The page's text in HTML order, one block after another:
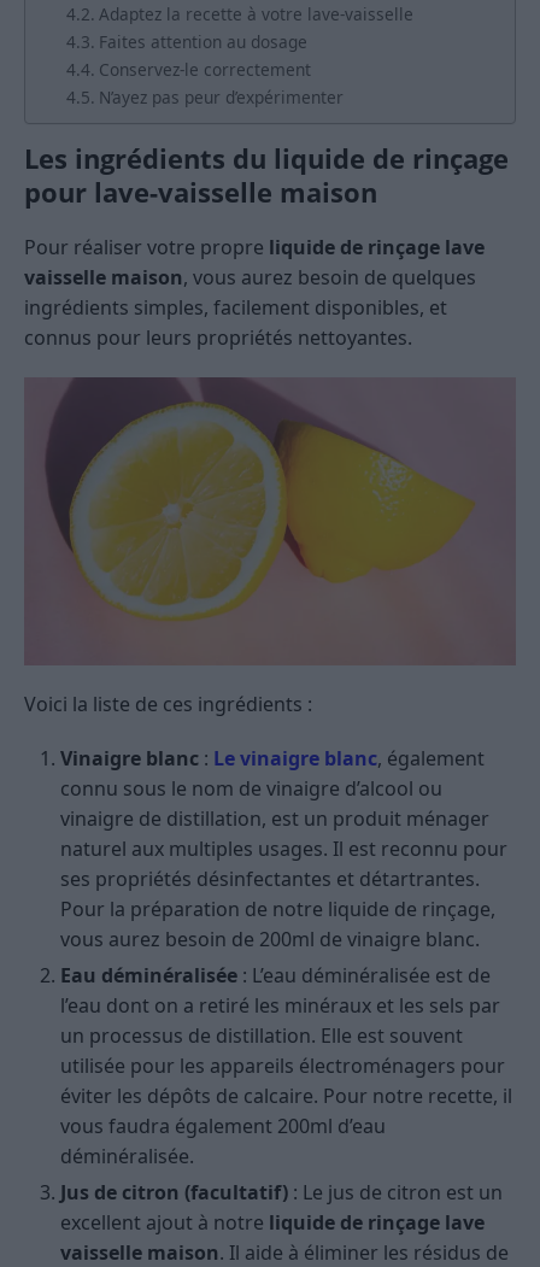
Adaptez la recette à votre lave-vaisselle
Faites attention au dosage
Conservez-le correctement
N’ayez pas peur d’expérimenter
Les ingrédients du liquide de rinçage
pour lave-vaisselle maison
Pour réaliser votre propre liquide de rinçage lave
vaisselle maison, vous aurez besoin de quelques
ingrédients simples, facilement disponibles, et
connus pour leurs propriétés nettoyantes.
Voici la liste de ces ingrédients :
Vinaigre blanc : Le vinaigre blanc, également
connu sous le nom de vinaigre d’alcool ou
vinaigre de distillation, est un produit ménager
naturel aux multiples usages. Il est reconnu pour
ses propriétés désinfectantes et détartrantes.
Pour la préparation de notre liquide de rinçage,
vous aurez besoin de 200ml de vinaigre blanc.
Eau déminéralisée : L’eau déminéralisée est de
l’eau dont on a retiré les minéraux et les sels par
un processus de distillation. Elle est souvent
utilisée pour les appareils électroménagers pour
éviter les dépôts de calcaire. Pour notre recette, il
vous faudra également 200ml d’eau
déminéralisée.
Jus de citron (facultatif) : Le jus de citron est un
excellent ajout à notre liquide de rinçage lave
vaisselle maison. Il aide à éliminer les résidus de